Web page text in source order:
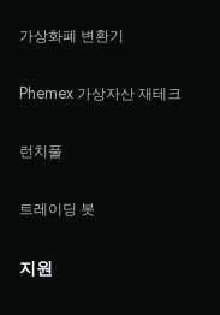
가상화폐 변환기
Phemex 가상자산 재테크
런치풀
트레이딩 봇
지원